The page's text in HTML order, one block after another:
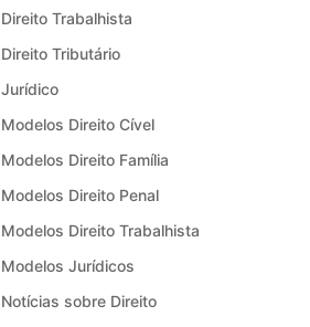
Direito Trabalhista
Direito Tributário
Jurídico
Modelos Direito Cível
Modelos Direito Família
Modelos Direito Penal
Modelos Direito Trabalhista
Modelos Jurídicos
Notícias sobre Direito